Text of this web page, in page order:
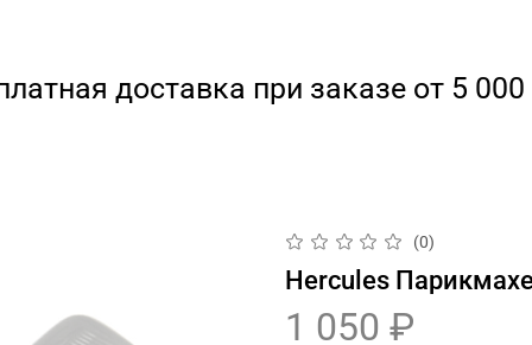
доставка при заказе от 5 000
(0)
Hercules
1 050 ₽